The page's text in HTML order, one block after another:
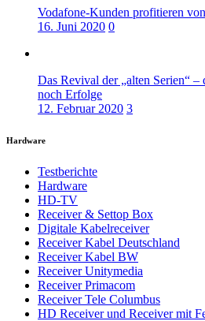
Vodafone-Kunden profitieren
16. Juni 2020 0
Das Revival der „alten Serien“
noch Erfolge
12. Februar 2020 3
Hardware
Testberichte
Hardware
HD-TV
Receiver & Settop Box
Digitale Kabelreceiver
Receiver Kabel Deutschland
Receiver Kabel BW
Receiver Unitymedia
Receiver Primacom
Receiver Tele Columbus
HD Receiver und Receiver mit